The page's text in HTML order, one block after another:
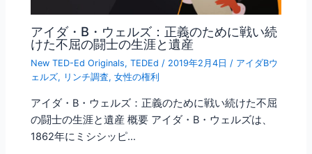
アイダ・B・ウェルズ：正義のために戦い続
けた不屈の闘士の生涯と遺産
New TED-Ed Originals,TEDEd / 2019年2月4日 / アイダBウ
ェルズ, リンチ調査,女性の権利
アイダ・B・ウェルズ：正義のために戦い続けた不屈
の闘士の生涯と遺産 概要 アイダ・B・ウェルズは、
1862年にミシシッピ…